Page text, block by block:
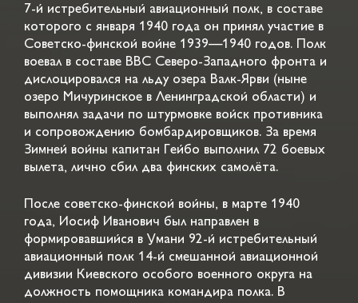
7-й истребительный авиационный полк, в составе
которого с января 1940 года он принял участие в
Советско-финской войне 1939—1940 годов. Полк
воевал в составе ВВС Северо-Западного фронта и
дислоцировался на льду озера Валк-Ярви (ныне
озеро Мичуринское в Ленинградской области) и
выполнял задачи по штурмовке войск противника
и сопровождению бомбардировщиков. За время
Зимней войны капитан Гейбо выполнил 72 боевых
вылета, лично сбил два финских самолёта.
После советско-финской войны, в марте 1940
года, Иосиф Иванович был направлен в
формировавшийся в Умани 92-й истребительный
авиационный полк 14-й смешанной авиационной
дивизии Киевского особого военного округа на
должность помощника командира полка. В